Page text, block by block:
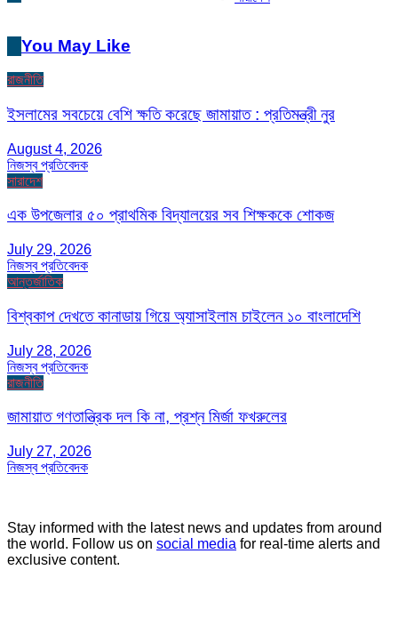
You May Like
রাজনীতি
ইসলামের সবচেয়ে বেশি ক্ষতি করেছে জামায়াত : প্রতিমন্ত্রী নুর
August 4, 2026
নিজস্ব প্রতিবেদক
সারাদেশ
এক উপজেলার ৫০ প্রাথমিক বিদ্যালয়ের সব শিক্ষককে শোকজ
July 29, 2026
নিজস্ব প্রতিবেদক
আন্তর্জাতিক
বিশ্বকাপ দেখতে কানাডায় গিয়ে অ্যাসাইলাম চাইলেন ১০ বাংলাদেশি
July 28, 2026
নিজস্ব প্রতিবেদক
রাজনীতি
জামায়াত গণতান্ত্রিক দল কি না, প্রশ্ন মির্জা ফখরুলের
July 27, 2026
নিজস্ব প্রতিবেদক
Stay informed with the latest news and updates from around
the world. Follow us on social media for real-time alerts and
exclusive content.